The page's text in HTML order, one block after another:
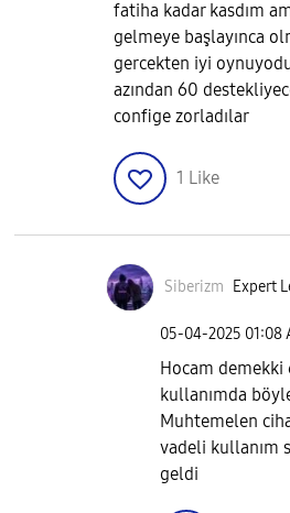
fatiha kadar kasdım
gelmeye başlayınca
gercekten iyi
azından 60
confige zorladılar
1 Like
Siberizm Expert
‎05-04-2025 01:08
Hocam demekki
kullanımda
Muhtemelen
vadeli kullanım
geldi